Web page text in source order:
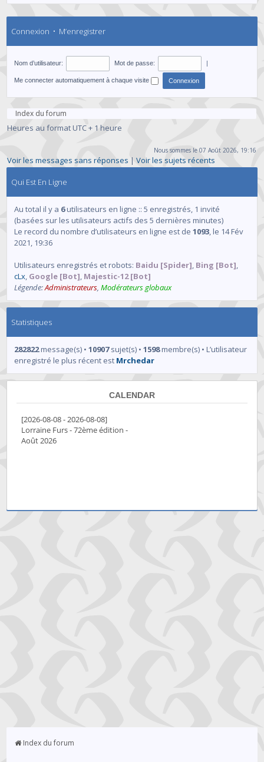
Connexion • M’enregistrer
Nom d’utilisateur: Mot de passe: |
Me connecter automatiquement à chaque visite
Index du forum
Heures au format UTC + 1 heure
Nous sommes le 07 Août 2026, 19:16
Voir les messages sans réponses |Voir les sujets récents
Qui Est En Ligne
Au total il y a 6utilisateurs en ligne :: 5 enregistrés, 1 invité
(basées sur les utilisateurs actifs des 5 dernières minutes)
Le record du nombre d’utilisateurs en ligne est de1093, le 14 Fév
2021, 19:36
Utilisateurs enregistrés et robots: Baidu [Spider], Bing [Bot],
cLx, Google [Bot], Majestic-12 [Bot]
Légende:Administrateurs,Modérateurs globaux
Statistiques
282822message(s) •10907sujet(s) •1598membre(s) • L’utilisateur
enregistré le plus récent est Mrchedar
CALENDAR
Index du forum